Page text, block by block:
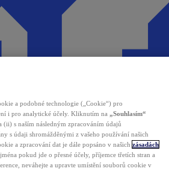
a podobné technologie („Cookie“) pro
i pro analytické účely. Kliknutím na „Souhlasím“
(ii) s naším následným zpracováním údajů
s údaji shromážděnými z vašeho používání našich
a zpracování dat je dále popsáno v našich zásadách
pokud jde o přesné účely, příjemce třetích stran a
neváhejte a upravte umístění souborů cookie v